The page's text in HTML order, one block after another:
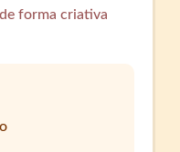
forma criativa